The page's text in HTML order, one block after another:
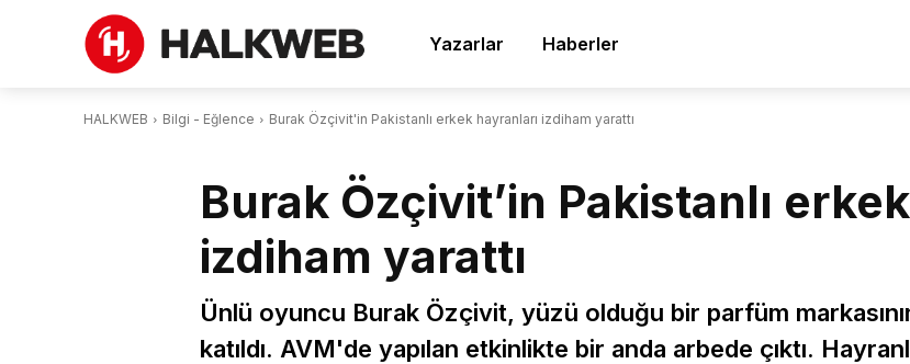
Yazarlar Haberler
HALKWEB Bilgi - Eğlence Burak Özçivit'in Pakistanlı erkek hayranları izdiham yarattı
Burak Özçivit’in Pakistanlı
izdiham yarattı
Ünlü oyuncu Burak Özçivit, yüzü olduğu bir parfüm
katıldı. AVM'de yapılan etkinlikte bir anda arbede çıktı.